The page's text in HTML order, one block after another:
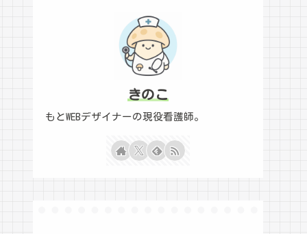
きのこ
もとWEBデザイナーの現役看護師。